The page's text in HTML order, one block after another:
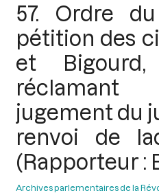
57. Ordre
pétition des
et
jugement du
renvoi de
(Rapporteur :
Archives parlementaires de la